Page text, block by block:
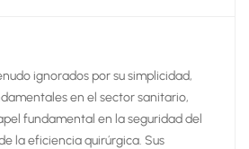
ignorados por su simplicidad,
en el sector sanitario,
fundamental en la seguridad del
la eficiencia quirúrgica. Sus